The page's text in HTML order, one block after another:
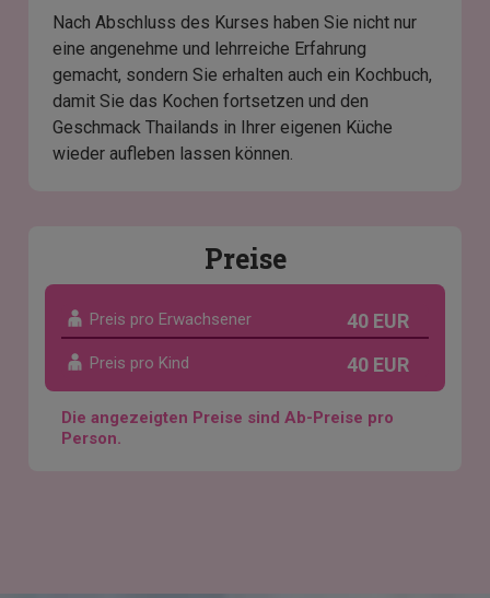
Nach Abschluss des Kurses haben Sie nicht nur
eine angenehme und lehrreiche Erfahrung
gemacht, sondern Sie erhalten auch ein Kochbuch,
damit Sie das Kochen fortsetzen und den
Geschmack Thailands in Ihrer eigenen Küche
wieder aufleben lassen können.
Preise
Preis pro Erwachsener 40 EUR
Preis pro Kind 40 EUR
Die angezeigten Preise sind Ab-Preise pro
Person.